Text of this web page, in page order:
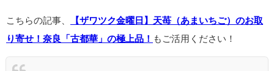
こちらの記事、
【ザワツク金曜日】天苺（あまいちご）のお取
り寄せ！奈良「古都華」の極上品！ もご活用ください！